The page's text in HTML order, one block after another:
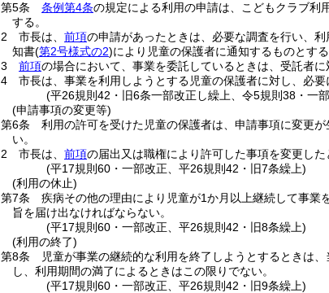
第5条
条例第4条の規定による利用の申請は、こどもクラブ利
する。
2
市長は、 前項の申請があったときは、必要な調査を行い、
知書(第2号様式の2)により児童の保護者に通知するものとする
3
前項の場合において、事業を委託しているときは、受託者に
4
市長は、事業を利用しようとする児童の保護者に対し、必
(平26規則42・旧6条一部改正し繰上、令5規則38・一
(申請事項の変更等)
第6条
利用の許可を受けた児童の保護者は、申請事項に変更
い。
2
市長は、 前項の届出又は職権により許可した事項を変更し
(平17規則60・一部改正、平26規則42・旧7条繰上)
(利用の休止)
第7条
疾病その他の理由により児童が1か月以上継続して事
旨を届け出なければならない。
(平17規則60・一部改正、平26規則42・旧8条繰上)
(利用の終了)
第8条
児童が事業の継続的な利用を終了しようとするときは
し、利用期間の満了によるときはこの限りでない。
(平17規則60・一部改正、平26規則42・旧9条繰上)